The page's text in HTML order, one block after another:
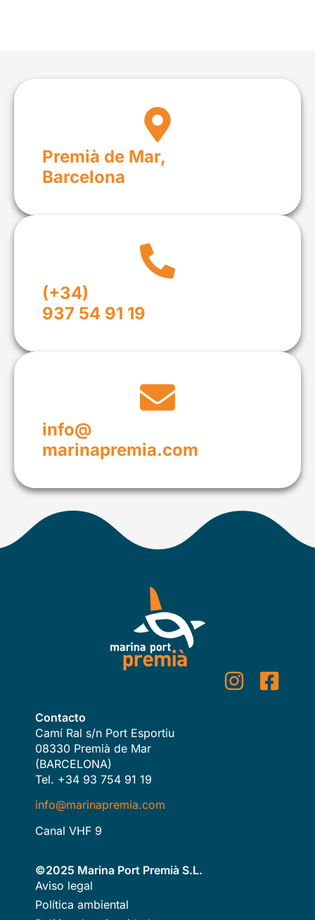
Premià de Mar,
Barcelona
(+34)
937 54 91 19
info@
marinapremia.com​
Contacto
Camí Ral s/n Port Esportiu
08330 Premià de Mar
(BARCELONA)
Tel. +34 93 754 91 19
info@marinapremia.com
Canal VHF 9
©2025 Marina Port Premià S.L.
Aviso legal
Política ambiental